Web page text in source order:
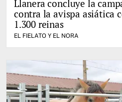
Llanera concluye la
contra la avispa asiática
1.300 reinas
EL FIELATO Y EL NORA